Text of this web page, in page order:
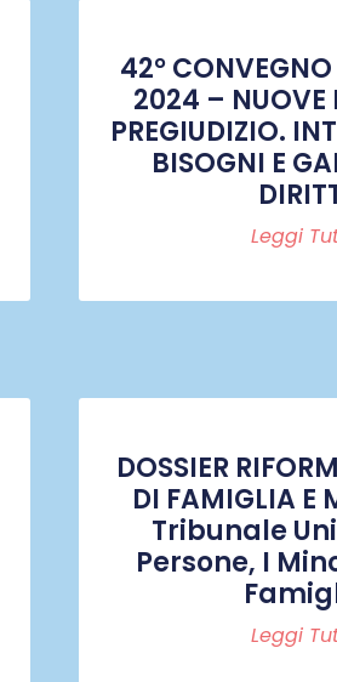
42°
2024 – NUOVE
PREGIUDIZIO.
BISOGNI E
Leggi
DOSSIER
DI FAMIGLIA E
Tribunale
Persone, I
Leggi